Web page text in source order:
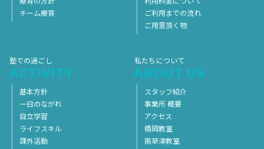
チーム療育
ご利用までの流れ
ご用意頂く物
塾での過ごし
ACTIVITY
基本方針
一日のながれ
自立学習
ライフスキル
課外活動
私たちについて
ABOUT US
スタッフ紹介
事業所 概要
アクセス
橋岡教室
南草津教室